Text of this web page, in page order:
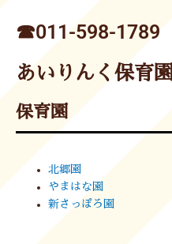
☎︎011-598-1789
あいりんく保育園
保育園
北郷園
やまはな園
新さっぽろ園